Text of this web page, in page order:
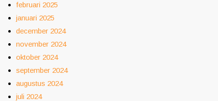
februari 2025
januari 2025
december 2024
november 2024
oktober 2024
september 2024
augustus 2024
juli 2024